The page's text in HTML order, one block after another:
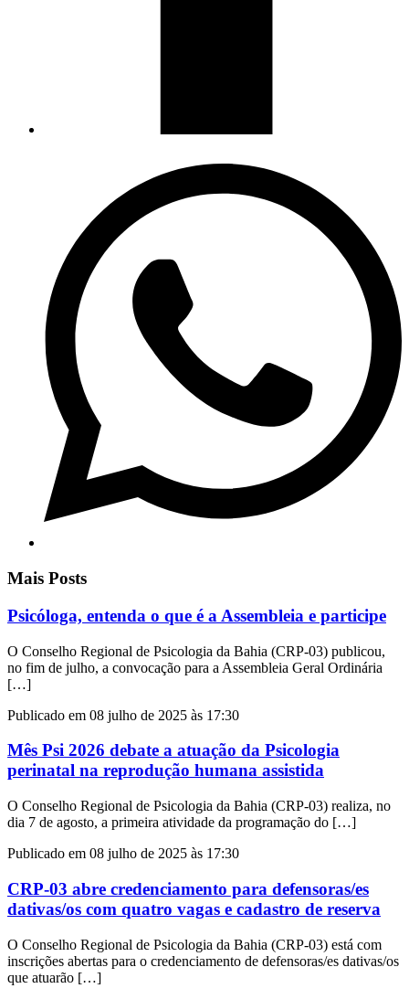
Mais Posts
Psicóloga, entenda o que é a Assembleia e participe
O Conselho Regional de Psicologia da Bahia (CRP-03) publicou,
no fim de julho, a convocação para a Assembleia Geral Ordinária
[…]
Publicado em 08 julho de 2025 às 17:30
Mês Psi 2026 debate a atuação da Psicologia
perinatal na reprodução humana assistida
O Conselho Regional de Psicologia da Bahia (CRP-03) realiza, no
dia 7 de agosto, a primeira atividade da programação do […]
Publicado em 08 julho de 2025 às 17:30
CRP-03 abre credenciamento para defensoras/es
dativas/os com quatro vagas e cadastro de reserva
O Conselho Regional de Psicologia da Bahia (CRP-03) está com
inscrições abertas para o credenciamento de defensoras/es dativas/os
que atuarão […]